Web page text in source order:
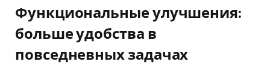
Функциональные улучшения:
больше удобства в
повседневных задачах